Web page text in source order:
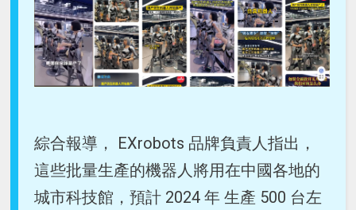
綜合報導， EXrobots 品牌負責人指出，
這些批量生產的機器人將用在中國各地的
城市科技館，預計 2024 年 生產 500 台左